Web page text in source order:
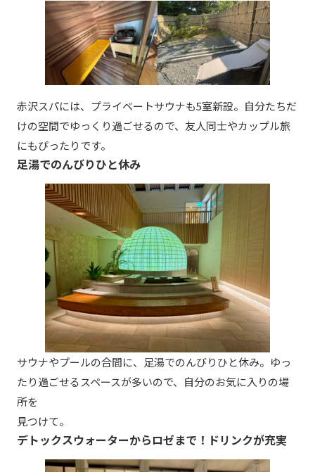
赤沢スパには、プライベートサウナも5室新設。自分たちだ
けの空間でゆっくり過ごせるので、友人同士やカップル旅
にもぴったりです。
足湯でのんびりひと休み
サウナやプールの合間に、足湯でのんびりひと休み。ゆっ
たり過ごせるスペースが多いので、自分のお気に入りの場
所を
見つけて。
デトックスウォーターからロゼまで！ドリンクが充実